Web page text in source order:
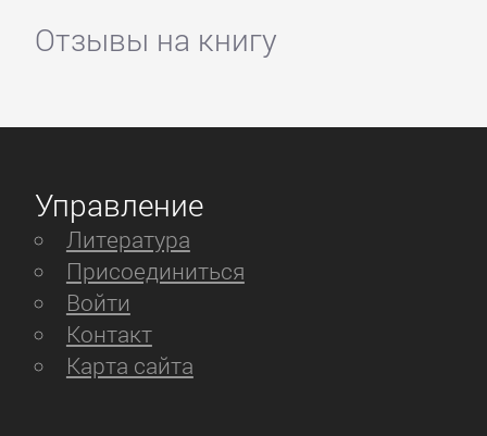
Отзывы на книгу
Управление
Литература
Присоединиться
Войти
Контакт
Карта сайта